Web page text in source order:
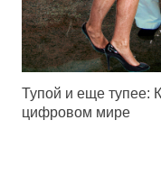
Тупой и еще тупее:
цифровом мире